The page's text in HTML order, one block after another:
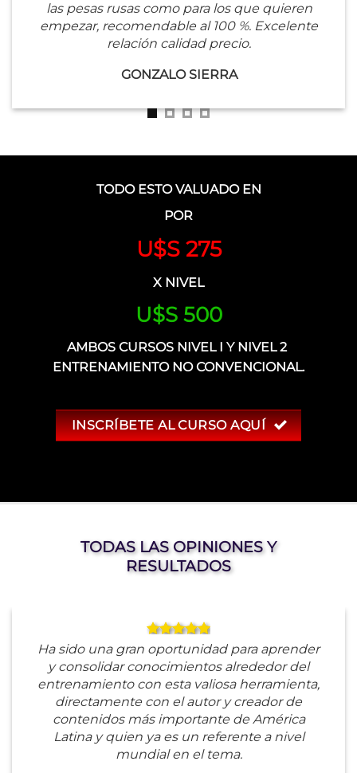
las pesas rusas como para los que quieren
empezar, recomendable al 100 %. Excelente
relación calidad precio.
GONZALO SIERRA
TODO ESTO VALUADO EN
POR
U$S 275
X NIVEL
U$S 500
AMBOS CURSOS NIVEL I Y NIVEL 2
ENTRENAMIENTO NO CONVENCIONAL.
INSCRÍBETE AL CURSO AQUÍ
TODAS LAS OPINIONES Y
RESULTADOS
Ha sido una gran oportunidad para aprender
y consolidar conocimientos alrededor del
entrenamiento con esta valiosa herramienta,
directamente con el autor y creador de
contenidos más importante de América
Latina y quien ya es un referente a nivel
mundial en el tema.